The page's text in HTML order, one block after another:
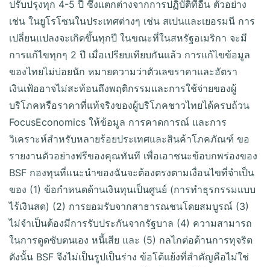
ปรับปรุงทุก 4-5 ปี ซึ่งแตกต่างจากการปฏิบัติที่อื่น ตัวอย่าง
เช่น ในยูโรโซนในประเทศต่างๆ เช่น สเปนและเยอรมนี การ
เปลี่ยนแปลงจะเกิดขึ้นทุกปี ในขณะที่ในสหรัฐอเมริกา จะมี
การแก้ไขทุกๆ 2 ปี เมื่อเปรียบเทียบกันแล้ว การแก้ไขข้อมูล
ของไทยไม่บ่อยนัก หมายความว่าตัวเลขราคาและอัตรา
เงินเฟ้ออาจไม่สะท้อนถึงพฤติกรรมและการใช้จ่ายของผู้
บริโภคหรือราคาที่แท้จริงของผู้บริโภคชาวไทยได้ครบถ้วน
FocusEconomics ให้ข้อมูล การคาดการณ์ และการ
วิเคราะห์สำหรับหลายร้อยประเทศและสินค้าโภคภัณฑ์ ขอ
รายงานตัวอย่างฟรีของคุณทันที เพื่อเอาชนะข้อบกพร่องของ
BSF กองทุนที่แนะนำของฉันจะต้องตรงตามเงื่อนไขที่จำเป็น
ของ (1) ข้อกำหนดด้านเงินทุนเป็นศูนย์ (การทำธุรกรรมแบบ
ไร้เงินสด) (2) การยอมรับจากสาธารณชนโดยสมบูรณ์ (3)
ไม่จำเป็นต้องมีการรับประกันจากรัฐบาล (4) ความสามารถ
ในการดูดซับตนเอง หนี้เสีย และ (5) กลไกต่อต้านการทุจริต
ดังนั้น BSF จึงไม่เป็นรูปเป็นร่าง ข้อโต้แย้งที่สำคัญคือไม่ใช่